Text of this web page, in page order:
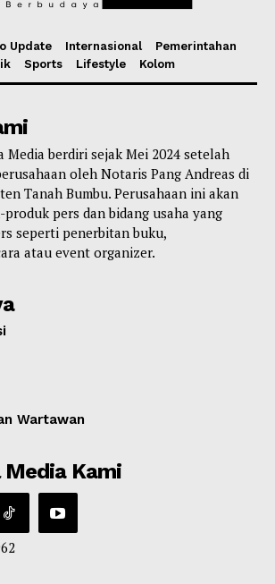
Update Internasional
Pemerintahan
Sports Lifestyle Kolom
Media berdiri sejak Mei 2024 setelah
oleh Notaris Pang Andreas di
Tanah Bumbu. Perusahaan ini akan
pers dan bidang usaha yang
seperti penerbitan buku,
atau event organizer.
Wartawan
Kami